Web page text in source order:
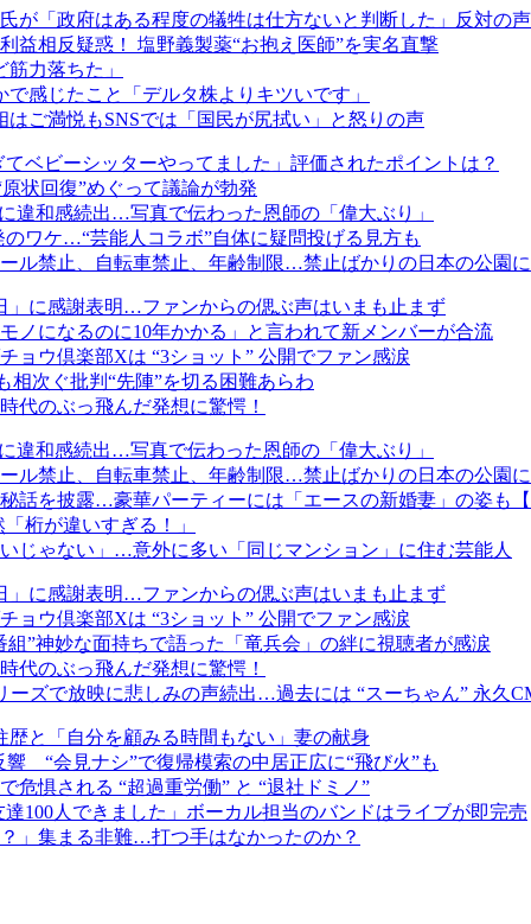
が「政府はある程度の犠牲は仕方ないと判断した」反対の声
益相反疑惑！ 塩野義製薬“お抱え医師”を実名直撃
力落ちた」
感じたこと「デルタ株よりキツいです」
ご満悦もSNSでは「国民が尻拭い」と怒りの声
ベビーシッターやってました」評価されたポイントは？
状回復”めぐって議論が勃発
違和感続出…写真で伝わった恩師の「偉大ぶり」
ワケ…“芸能人コラボ”自体に疑問投げる見方も
ル禁止、自転車禁止、年齢制限…禁止ばかりの日本の公園
」に感謝表明…ファンからの偲ぶ声はいまも止まず
ノになるのに10年かかる」と言われて新メンバーが合流
ウ倶楽部Xは “3ショット” 公開でファン感涙
相次ぐ批判“先陣”を切る困難あらわ
代のぶっ飛んだ発想に驚愕！
違和感続出…写真で伝わった恩師の「偉大ぶり」
ル禁止、自転車禁止、年齢制限…禁止ばかりの日本の公園
話を披露…豪華パーティーには「エースの新婚妻」の姿も
桁が違いすぎる！」
じゃない」…意外に多い「同じマンション」に住む芸能人
」に感謝表明…ファンからの偲ぶ声はいまも止まず
ウ倶楽部Xは “3ショット” 公開でファン感涙
”神妙な面持ちで語った「竜兵会」の絆に視聴者が感涙
代のぶっ飛んだ発想に驚愕！
ズで放映に悲しみの声続出…過去には “スーちゃん” 永久
と「自分を顧みる時間もない」妻の献身
“会見ナシ”で復帰模索の中居正広に“飛び火”も
惧される “超過重労働” と “退社ドミノ”
100人できました」ボーカル担当のバンドはライブが即完売
」集まる非難…打つ手はなかったのか？